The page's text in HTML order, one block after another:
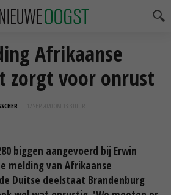
Afrikaanse
zorgt voor onrust
12 SEP 2020 OM 13:31
biggen aangevoerd bij Erwin
melding van Afrikaanse
Duitse deelstaat Brandenburg